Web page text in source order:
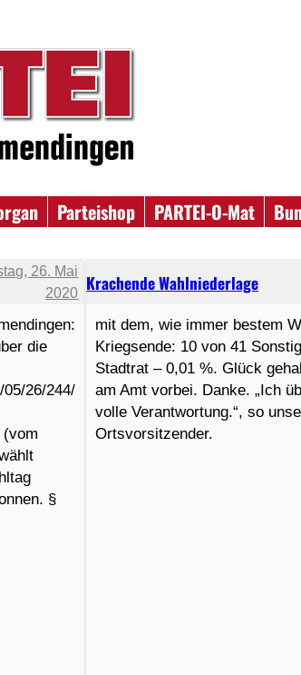
Parteishop PARTEI-O-Mat
Krachende Wahlniederlage
mit dem, wie immer bestem
Kriegsende: 10 von 41
Stadtrat – 0,01 %. Glück
am Amt vorbei. Danke. „Ich
volle Verantwortung.“, so
Ortsvorsitzender.
26. Mai
2020
die
26/244/
(vom
§